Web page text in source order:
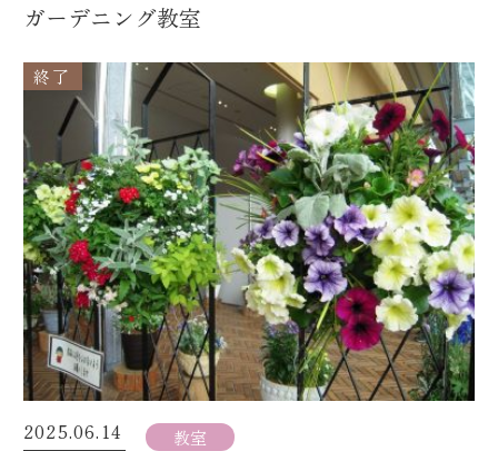
ガーデニング教室
終了
2025.06.14 教室